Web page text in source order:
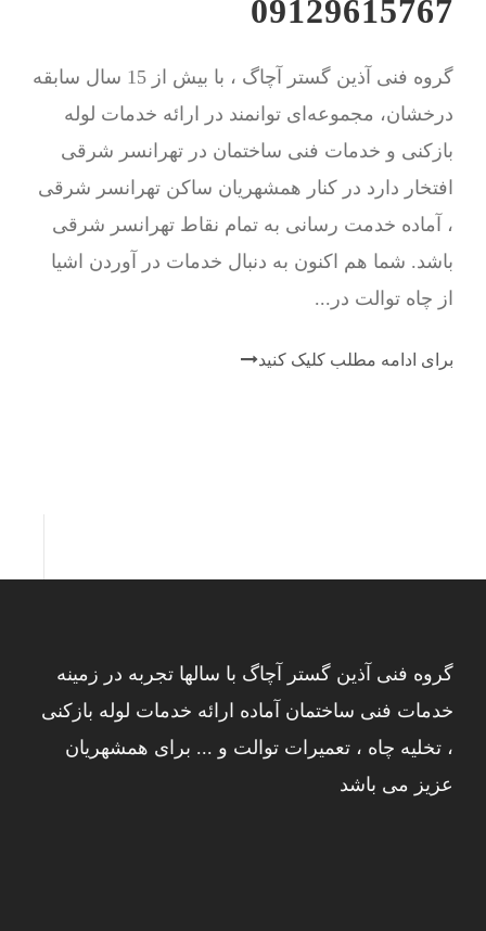
09129615767
گروه فنی آذین گستر آچاگ ، با بیش از 15 سال سابقه
درخشان، مجموعه‌ای توانمند در ارائه خدمات لوله
بازکنی و خدمات فنی ساختمان در تهرانسر شرقی
افتخار دارد در کنار همشهریان ساکن تهرانسر شرقی
، آماده خدمت رسانی به تمام نقاط تهرانسر شرقی
باشد. شما هم اکنون به دنبال خدمات در آوردن اشیا
از چاه توالت در...
برای ادامه مطلب کلیک کنید
گروه فنی آذین گستر آچاگ با سالها تجربه در زمینه
خدمات فنی ساختمان آماده ارائه خدمات لوله بازکنی
، تخلیه چاه ، تعمیرات توالت و ... برای همشهریان
عزیز می باشد